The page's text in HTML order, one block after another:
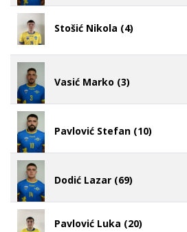
Stošić Nikola (4)
Vasić Marko (3)
Pavlović Stefan (10)
Dodić Lazar (69)
Pavlović Luka (20)